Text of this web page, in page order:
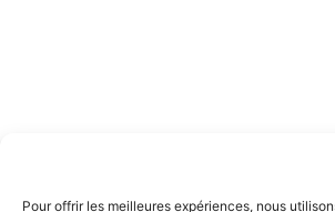
Pour offrir les meilleures expériences, nous